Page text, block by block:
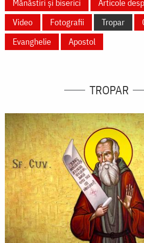
Mănăstiri și biserici
Articole
Video
Fotografii Tropar
Evanghelie
Apostol
TROPAR